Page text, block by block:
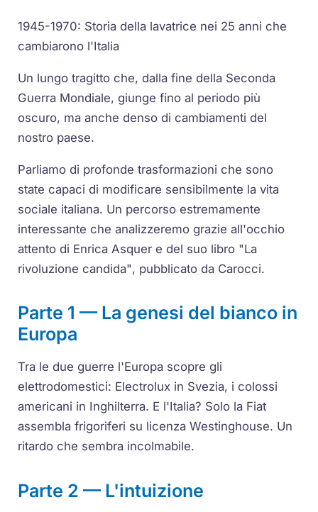
1945-1970: Storia della lavatrice nei 25 anni che
cambiarono l'Italia
Un lungo tragitto che, dalla fine della Seconda
Guerra Mondiale, giunge fino al periodo più
oscuro, ma anche denso di cambiamenti del
nostro paese.
Parliamo di profonde trasformazioni che sono
state capaci di modificare sensibilmente la vita
sociale italiana. Un percorso estremamente
interessante che analizzeremo grazie all'occhio
attento di Enrica Asquer e del suo libro "La
rivoluzione candida", pubblicato da Carocci.
Parte 1 — La genesi del bianco in
Europa
Tra le due guerre l'Europa scopre gli
elettrodomestici: Electrolux in Svezia, i colossi
americani in Inghilterra. E l'Italia? Solo la Fiat
assembla frigoriferi su licenza Westinghouse. Un
ritardo che sembra incolmabile.
Parte 2 — L'intuizione